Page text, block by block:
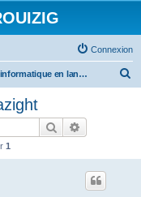
Connexion
L'informatique en langues régionales et minoritaires
Rechercher
1